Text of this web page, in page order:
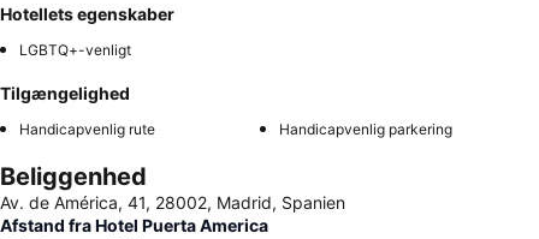
Hotellets egenskaber
LGBTQ+-venligt
Tilgængelighed
Handicapvenlig rute Handicapvenlig parkering
Beliggenhed
Av. de América, 41, 28002, Madrid, Spanien
Afstand fra Hotel Puerta America